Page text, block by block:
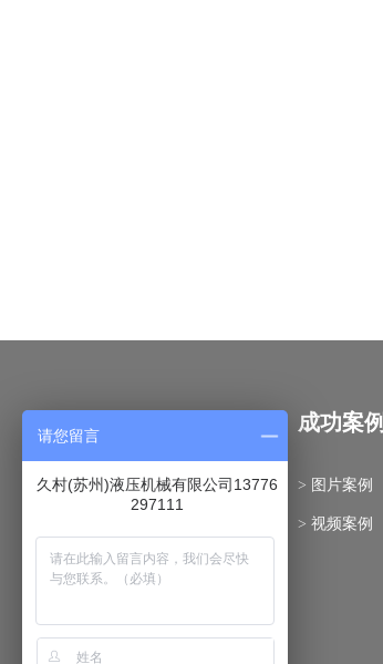
关于我们
> 久村在中国
> 社会责任
> 可持续发展
成功案例
> 图片案例
> 视频案例
请您留言
久村(苏州)液压机械有限公司13776
297111